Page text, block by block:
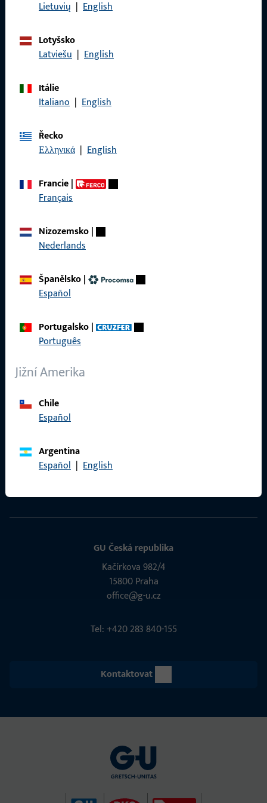
Lietuvių | English
Lotyšsko
Latviešu | English
Itálie
Italiano | English
Řecko
Ελληνικά | English
Francie|
Français
Nizozemsko|
Nederlands
Španělsko|
Español
Portugalsko|
Português
Jižní Amerika
Chile
Español
Argentina
Español | English
Právní informace
Produkty
GU Česká republika
Kačírkova 982/4
15800 Praha
office@g-u.cz
Tel: +420 283 840-155
Kontaktovat